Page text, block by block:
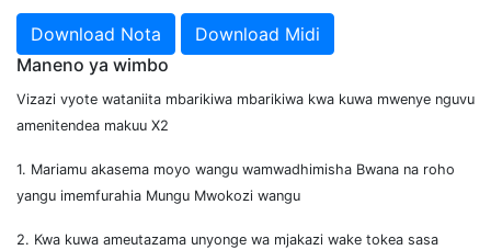
Download Nota
Download Midi
Maneno ya wimbo
Vizazi vyote wataniita mbarikiwa mbarikiwa kwa kuwa mwenye nguvu
amenitendea makuu X2
1. Mariamu akasema moyo wangu wamwadhimisha Bwana na roho
yangu imemfurahia Mungu Mwokozi wangu
2. Kwa kuwa ameutazama unyonge wa mjakazi wake tokea sasa